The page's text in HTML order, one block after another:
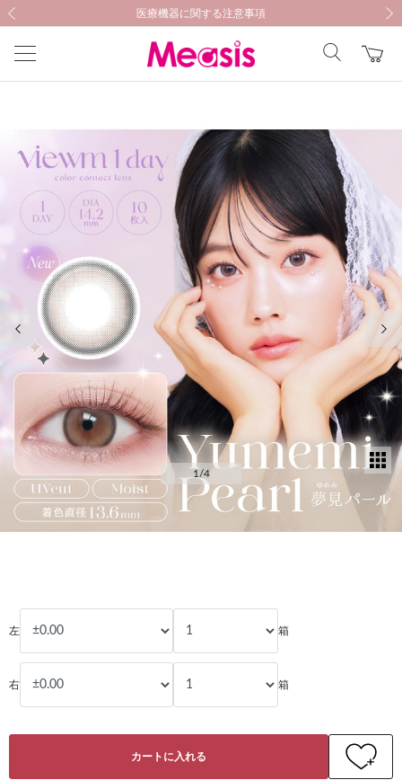
新規会員登録キャンペーン開催中！
医療機器に関する注意事項
新規会員登録キャンペーン開催中！
医療機器に関する注意事項
前の画像
1 /4
【Viewm 1day】夢見パール 10枚入り
左 箱
右 箱
カートに入れる